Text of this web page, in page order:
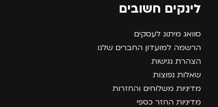
לינקים חשובים
סוואג מיתוג לעסקים
הרשמה למועדון החברים שלנו
הצהרת נגישות
שאלות נפוצות
מדיניות משלוחים והחזרות
מדיניות החזר כספי